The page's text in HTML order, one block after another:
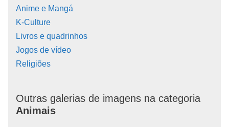
Anime e Mangá
K-Culture
Livros e quadrinhos
Jogos de vídeo
Religiões
Outras galerias de imagens na categoria
Animais